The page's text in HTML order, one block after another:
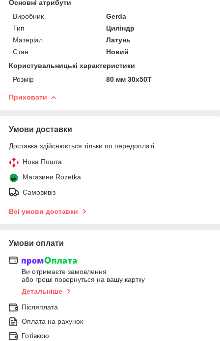
Основні атрибути
Виробник
Gerda
Тип
Циліндр
Матеріал
Латунь
Стан
Новий
Користувальницькі характеристики
Розмір
80 мм 30x50Т
Приховати
Умови доставки
Доставка здійснюється тільки по передоплаті.
Нова Пошта
Магазини Rozetka
Самовивіз
Всі умови доставки
Умови оплати
Ви отримаєте замовлення
або гроші повернуться на вашу картку
Детальніше
Післяплата
Оплата на рахунок
Готівкою